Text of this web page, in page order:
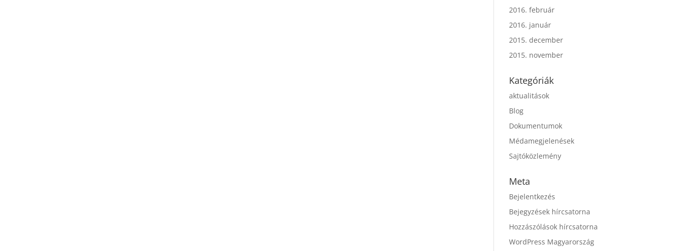
2016. február
2016. január
2015. december
2015. november
Kategóriák
aktualitások
Blog
Dokumentumok
Médamegjelenések
Sajtóközlemény
Meta
Bejelentkezés
Bejegyzések hírcsatorna
Hozzászólások hírcsatorna
WordPress Magyarország